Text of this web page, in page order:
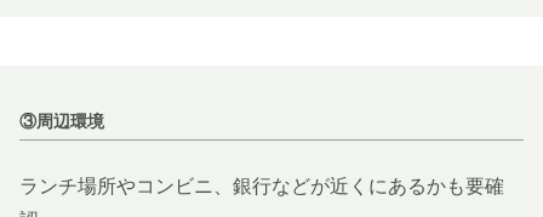
③周辺環境
ランチ場所やコンビニ、銀行などが近くにあるかも要確